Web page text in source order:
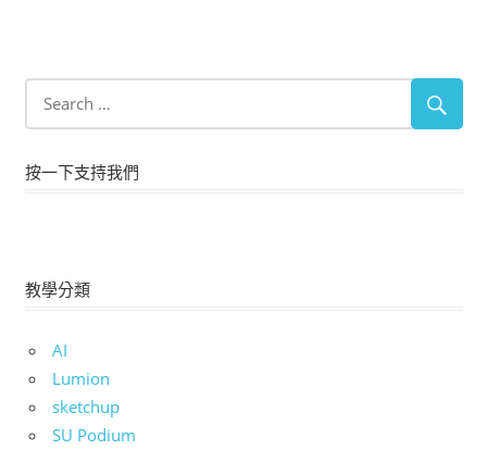
按一下支持我們
教學分類
AI
Lumion
sketchup
SU Podium